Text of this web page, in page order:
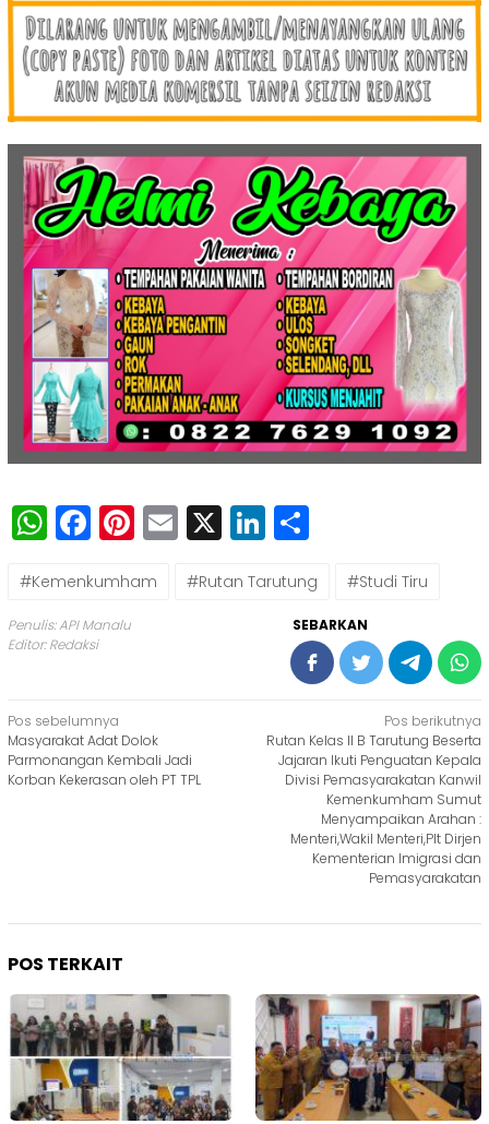
WhatsApp
Facebook
Pinterest
Email
X LinkedIn
#Kemenkumham #Rutan Tarutung #Studi Tiru
Penulis: API Manalu
Editor: Redaksi
SEBARKAN
Navigasi
pos
Pos sebelumnya
Masyarakat Adat Dolok
Parmonangan Kembali Jadi
Korban Kekerasan oleh PT TPL
Pos berikutnya
Rutan Kelas II B Tarutung Beserta
Jajaran Ikuti Penguatan Kepala
Divisi Pemasyarakatan Kanwil
Kemenkumham Sumut
Menyampaikan Arahan :
Menteri,Wakil Menteri,Plt Dirjen
Kementerian Imigrasi dan
Pemasyarakatan
POS TERKAIT